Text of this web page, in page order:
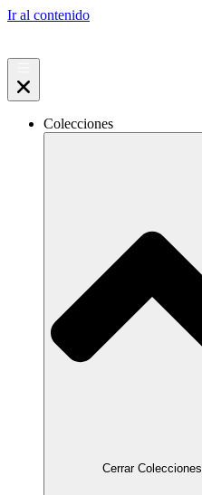
Ir al contenido
Colecciones
Cerrar Colecciones